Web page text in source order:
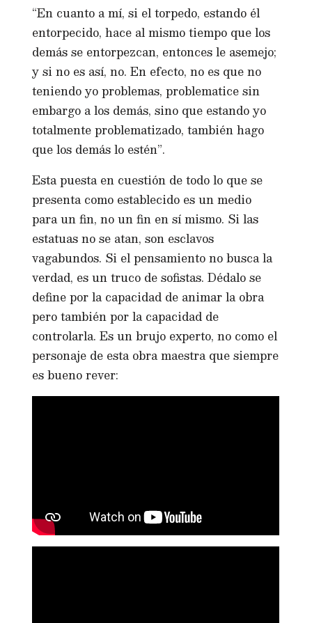
“En cuanto a mí, si el torpedo, estando él
entorpecido, hace al mismo tiempo que los
demás se entorpezcan, entonces le asemejo;
y si no es así, no. En efecto, no es que no
teniendo yo problemas, problematice sin
embargo a los demás, sino que estando yo
totalmente problematizado, también hago
que los demás lo estén”.
Esta puesta en cuestión de todo lo que se
presenta como establecido es un medio
para un fin, no un fin en sí mismo. Si las
estatuas no se atan, son esclavos
vagabundos. Si el pensamiento no busca la
verdad, es un truco de sofistas. Dédalo se
define por la capacidad de animar la obra
pero también por la capacidad de
controlarla. Es un brujo experto, no como el
personaje de esta obra maestra que siempre
es bueno rever: